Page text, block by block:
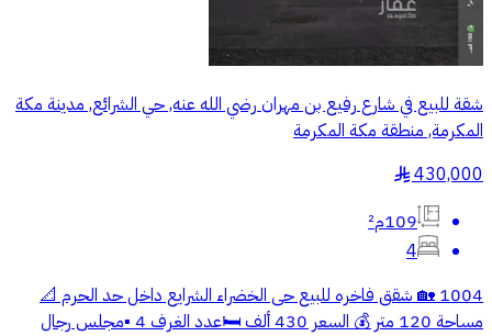
شقة للبيع في شارع رفيع بن مهران رضي الله عنه, حي الشرائع, مدينة مكة
المكرمة, منطقة مكة المكرمة
430,000
§
109م²
4
1004 🏡 شقق فاخره للبيع حى الخضراء الشرايع داخل حد الحرم 📐
مساحة 120 متر 💰 السعر 430 ألف 🛏️عدد الغرف 4 ▪️مجلس رجال